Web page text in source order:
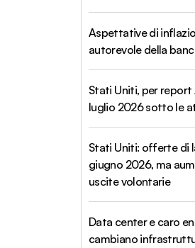
Aspettative di
autorevole della
Stati Uniti, per report
luglio 2026 sotto le
Stati Uniti: offerte di
giugno 2026, ma
uscite volontarie
Data center e caro
cambiano